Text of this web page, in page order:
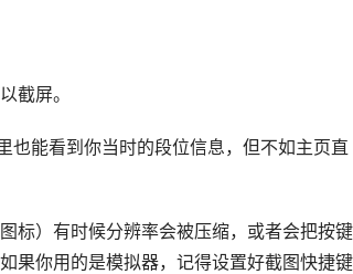
截屏。
也能看到你当时的段位信息，但不如主页直
标）有时候分辨率会被压缩，或者会把按
果你用的是模拟器，记得设置好截图快捷